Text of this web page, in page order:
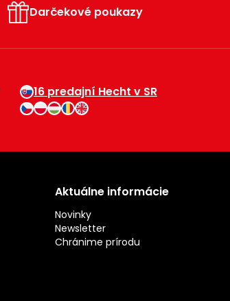
Darčekové poukazy
16 predajní Hecht v SR
Aktuálne informácie
Novinky
Newsletter
Chránime prírodu